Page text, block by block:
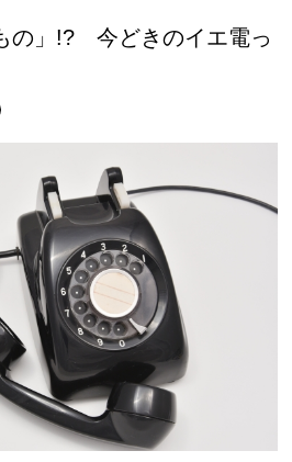
の」!? 今どきのイエ電っ